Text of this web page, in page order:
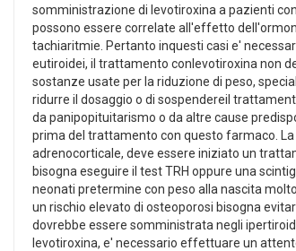
somministrazione di levotiroxina a pazienti
possono essere correlate all'effetto
tachiaritmie. Pertanto inquesti casi e'
eutiroidei, il trattamento conlevotiroxina non
sostanze usate per la riduzione di peso,
ridurre il dosaggio o di sospendereil
da panipopituitarismo o da altre cause
prima del trattamento con questo farmaco.
adrenocorticale, deve essere iniziato un
bisogna eseguire il test TRH oppure una
neonati pretermine con peso alla nascita
un rischio elevato di osteoporosi bisogna
dovrebbe essere somministrata negli
levotiroxina, e' necessario effettuare un